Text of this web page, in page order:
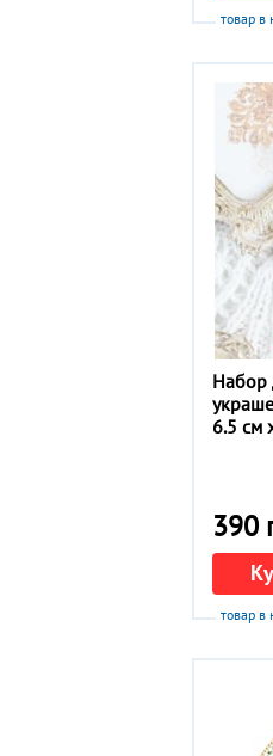
товар в
Набор
6.5 см
390
товар в